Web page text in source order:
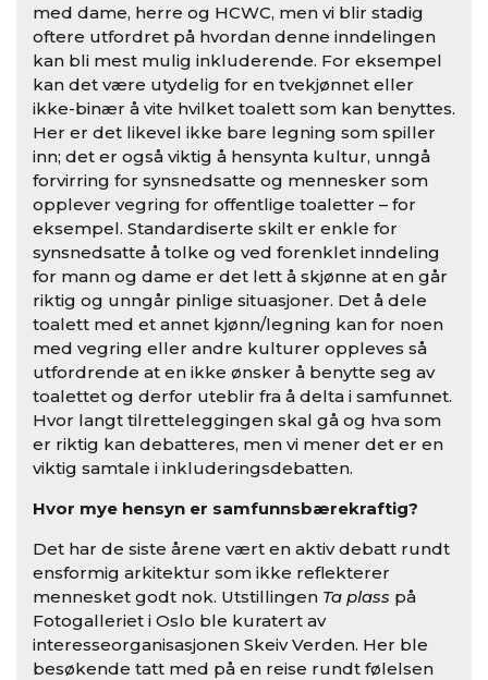
med dame, herre og HCWC, men vi blir stadig
oftere utfordret på hvordan denne inndelingen
kan bli mest mulig inkluderende. For eksempel
kan det være utydelig for en tvekjønnet eller
ikke-binær å vite hvilket toalett som kan benyttes.
Her er det likevel ikke bare legning som spiller
inn; det er også viktig å hensynta kultur, unngå
forvirring for synsnedsatte og mennesker som
opplever vegring for offentlige toaletter – for
eksempel. Standardiserte skilt er enkle for
synsnedsatte å tolke og ved forenklet inndeling
for mann og dame er det lett å skjønne at en går
riktig og unngår pinlige situasjoner. Det å dele
toalett med et annet kjønn/legning kan for noen
med vegring eller andre kulturer oppleves så
utfordrende at en ikke ønsker å benytte seg av
toalettet og derfor uteblir fra å delta i samfunnet.
Hvor langt tilretteleggingen skal gå og hva som
er riktig kan debatteres, men vi mener det er en
viktig samtale i inkluderingsdebatten.
Hvor mye hensyn er samfunnsbærekraftig?
Det har de siste årene vært en aktiv debatt rundt
ensformig arkitektur som ikke reflekterer
mennesket godt nok. Utstillingen Ta plass på
Fotogalleriet i Oslo ble kuratert av
interesseorganisasjonen Skeiv Verden. Her ble
besøkende tatt med på en reise rundt følelsen